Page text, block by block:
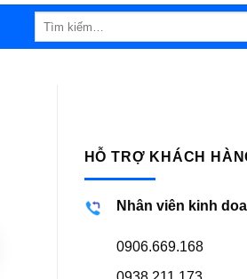
HỖ TRỢ KHÁCH
Nhân viên kinh
0906.669.168